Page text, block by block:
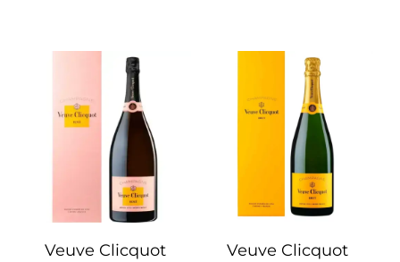
Veuve Clicquot Veuve Clicquot